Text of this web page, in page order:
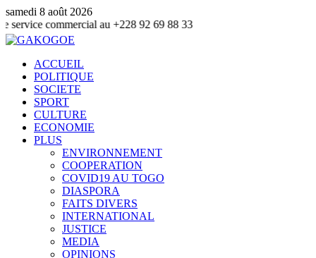
samedi 8 août 2026
commercial au +228 92 69 88 33
ACCUEIL
POLITIQUE
SOCIETE
SPORT
CULTURE
ECONOMIE
PLUS
ENVIRONNEMENT
COOPERATION
COVID19 AU TOGO
DIASPORA
FAITS DIVERS
INTERNATIONAL
JUSTICE
MEDIA
OPINIONS